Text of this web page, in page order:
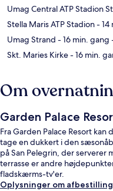
Umag Central ATP Stadion
Stella Maris ATP Stadion- 14
Umag Strand - 16 min. gang
Skt. Maries Kirke- 16 min.
Om
Garden Palace
Fra Garden Palace Resort
tage en dukkert i den
på San Pelegrin, der serverer
terrasse er andre
fladskærms-tv'er.
Oplysninger om